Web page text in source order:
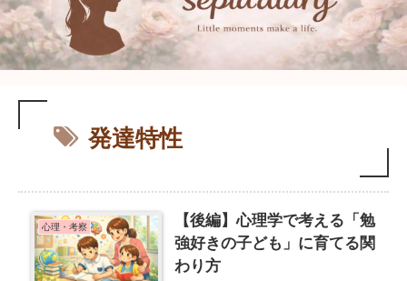
発達特性
心理・考察
【後編】心理学で考える「勉
強好きの子ども」に育てる関
わり方